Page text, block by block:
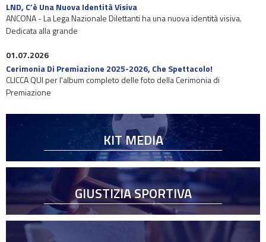
LND, C’è Una Nuova Identità Visiva
ANCONA - La Lega Nazionale Dilettanti ha una nuova identità visiva.
Dedicata alla grande
01.07.2026
Cerimonia Di Premiazione 2025-2026, Che Spettacolo!
CLICCA QUI per l'album completo delle foto della Cerimonia di
Premiazione
KIT MEDIA
GIUSTIZIA SPORTIVA